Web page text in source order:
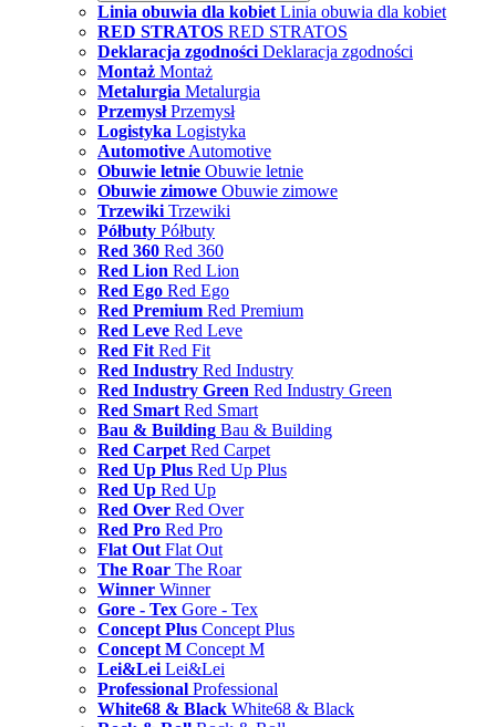
Linia obuwia dla kobiet Linia obuwia dla kobiet
RED STRATOS RED STRATOS
Deklaracja zgodności Deklaracja zgodności
Montaż Montaż
Metalurgia Metalurgia
Przemysł Przemysł
Logistyka Logistyka
Automotive Automotive
Obuwie letnie Obuwie letnie
Obuwie zimowe Obuwie zimowe
Trzewiki Trzewiki
Półbuty Półbuty
Red 360 Red 360
Red Lion Red Lion
Red Ego Red Ego
Red Premium Red Premium
Red Leve Red Leve
Red Fit Red Fit
Red Industry Red Industry
Red Industry Green Red Industry Green
Red Smart Red Smart
Bau & Building Bau & Building
Red Carpet Red Carpet
Red Up Plus Red Up Plus
Red Up Red Up
Red Over Red Over
Red Pro Red Pro
Flat Out Flat Out
The Roar The Roar
Winner Winner
Gore - Tex Gore - Tex
Concept Plus Concept Plus
Concept M Concept M
Lei&Lei Lei&Lei
Professional Professional
White68 & Black White68 & Black